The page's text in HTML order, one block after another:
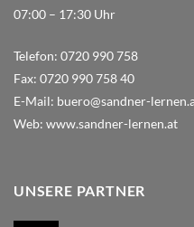
07:00 – 17:30 Uhr
Telefon: 0720 990 758
Fax: 0720 990 758 40
E-Mail: buero@sandner-
Web: www.sandner-lernen.at
UNSERE PARTNER